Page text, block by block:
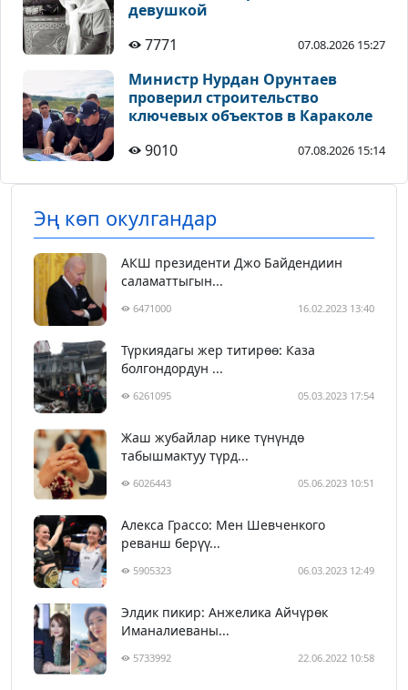
девушкой
7771
07.08.2026 15:27
Министр Нурдан Орунтаев
проверил строительство
ключевых объектов в Караколе
9010
07.08.2026 15:14
Эң көп окулгандар
АКШ президенти Джо Байдендиин
саламаттыгын...
6471000 16.02.2023 13:40
Түркиядагы жер титирөө: Каза
болгондордун ...
6261095 05.03.2023 17:54
Жаш жубайлар нике түнүндө
табышмактуу түрд...
6026443 05.06.2023 10:51
Алекса Грассо: Мен Шевченкого
реванш берүү...
5905323 06.03.2023 12:49
Элдик пикир: Анжелика Айчүрөк
Иманалиеваны...
5733992 22.06.2022 10:58